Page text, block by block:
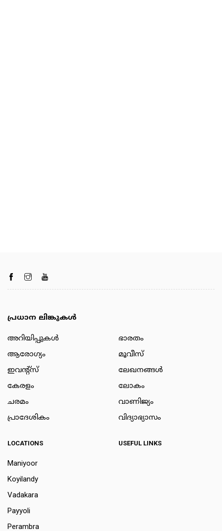
പ്രധാന ലിങ്കുകൾ
അറിയിപ്പുകള്‍
ആരോഗ്യം
ഇവന്റ്സ്
കേരളം
ചരമം
പ്രാദേശികം
ഭാരതം
മൂവീസ്
ലേഖനങ്ങള്‍
ലോകം
വാണിജ്യം
വിദ്യാഭ്യാസം
LOCATIONS
Maniyoor
Koyilandy
Vadakara
Payyoli
Perambra
USEFUL LINKS